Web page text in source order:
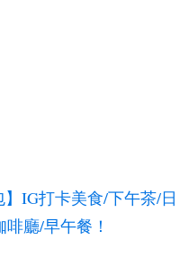
】IG打卡美食/下午茶/日
廳/早午餐！